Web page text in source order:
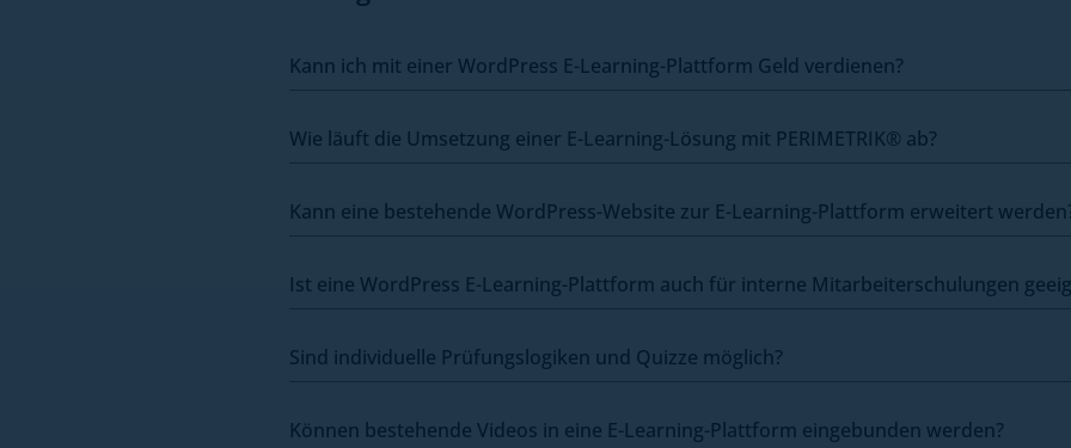
Kann ich mit einer WordPress E-Learning-Plattform Geld verdienen?
Wie läuft die Umsetzung einer E-Learning-Lösung mit PERIMETRIK® ab?
Kann eine bestehende WordPress-Website zur E-Learning-Plattform erweitert
Ist eine WordPress E-Learning-Plattform auch für interne Mitarbeiterschulungen
Sind individuelle Prüfungslogiken und Quizze möglich?
Können bestehende Videos in eine E-Learning-Plattform eingebunden werden?